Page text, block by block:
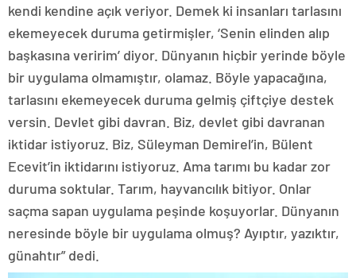
kendi kendine açık veriyor. Demek ki insanları tarlasını
ekemeyecek duruma getirmişler, ‘Senin elinden alıp
başkasına veririm’ diyor. Dünyanın hiçbir yerinde böyle
bir uygulama olmamıştır, olamaz. Böyle yapacağına,
tarlasını ekemeyecek duruma gelmiş çiftçiye destek
versin. Devlet gibi davran. Biz, devlet gibi davranan
iktidar istiyoruz. Biz, Süleyman Demirel’in, Bülent
Ecevit’in iktidarını istiyoruz. Ama tarımı bu kadar zor
duruma soktular. Tarım, hayvancılık bitiyor. Onlar
saçma sapan uygulama peşinde koşuyorlar. Dünyanın
neresinde böyle bir uygulama olmuş? Ayıptır, yazıktır,
günahtır” dedi.